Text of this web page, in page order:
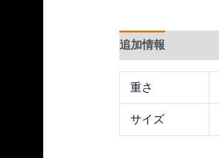
追加情報
重さ
サイズ